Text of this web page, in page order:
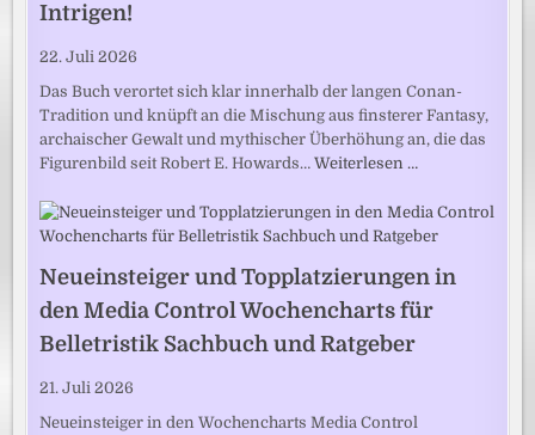
Intrigen!
22. Juli 2026
Das Buch verortet sich klar innerhalb der langen Conan-
Tradition und knüpft an die Mischung aus finsterer Fantasy,
archaischer Gewalt und mythischer Überhöhung an, die das
Figurenbild seit Robert E. Howards…Weiterlesen …
Neueinsteiger und Topplatzierungen in
den Media Control Wochencharts für
Belletristik Sachbuch und Ratgeber
21. Juli 2026
Neueinsteiger in den Wochencharts Media Control